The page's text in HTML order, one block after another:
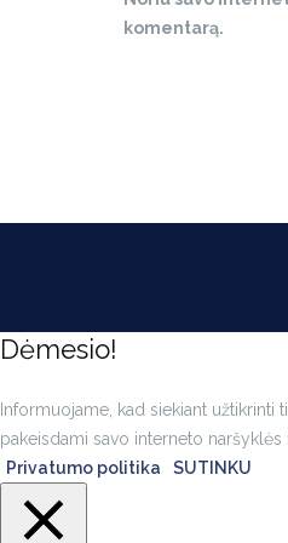
komentarą.
Dėmesio!
Informuojame, kad siekiant užtikrinti
pakeisdami savo interneto
Privatumo politika
SUTINKU